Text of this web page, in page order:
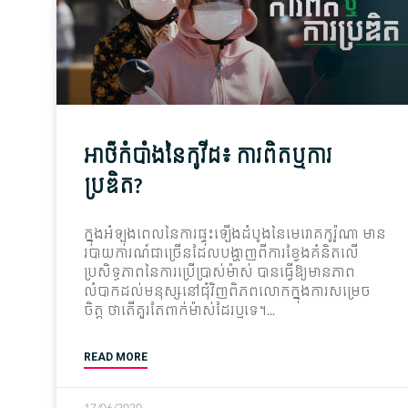
អាថ៌កំបាំង​នៃ​កូវីដ៖ ការពិត​ឬ​ការ
ប្រឌិត?
ក្នុង​អំឡុងពេល​នៃ​ការ​ផ្ទុះឡើង​ដំបូង​នៃ​មេរោគ​កូរ៉ូណា មាន​
របាយការណ៍​ជាច្រើន​ដែល​បង្ហាញ​ពី​ការ​ខ្វែងគំនិត​លើ​
ប្រសិទ្ធភាព​នៃ​ការប្រើប្រាស់​ម៉ាស់ បាន​ធ្វើ​ឱ្យ​មាន​ភាព​
លំបាក​ដល់​មនុស្ស​នៅ​ជុំវិញ​ពិភពលោក​ក្នុង​ការសម្រេច​
ចិត្ត ថា​តើ​គួរតែ​ពាក់​ម៉ាស់​ដែរ​ឬ​ទេ។
READ MORE